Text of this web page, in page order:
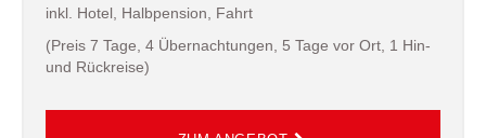
inkl. Hotel, Halbpension, Fahrt
(Preis 7 Tage, 4 Übernachtungen, 5 Tage vor Ort, 1 Hin-
und Rückreise)